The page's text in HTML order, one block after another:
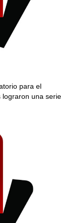
para el
lograron una serie